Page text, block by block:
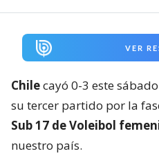
VER
Chilecayó 0-3 este
su tercer partido por la
Sub 17 de Voleibol
nuestro país.